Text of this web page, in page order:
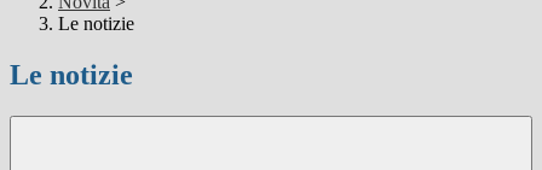
Le notizie
Le notizie